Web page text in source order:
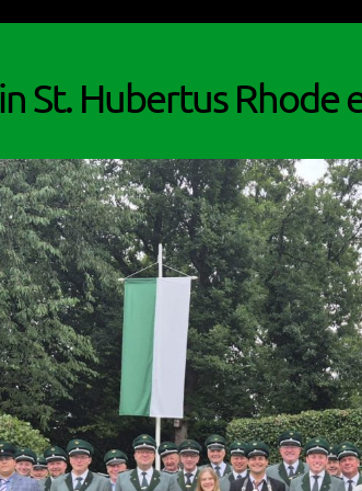
St. Hubertus Rhode